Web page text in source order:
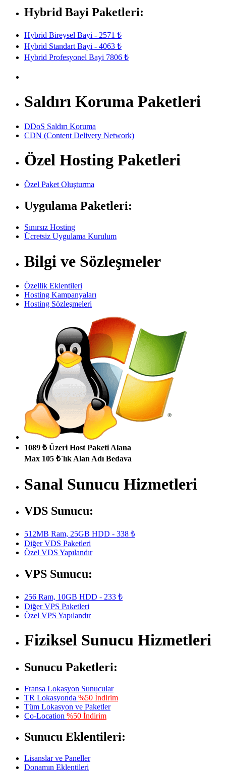
Hybrid Bayi Paketleri:
Hybrid Bireysel Bayi - 2571 ₺
Hybrid Standart Bayi - 4063 ₺
Hybrid Profesyonel Bayi 7806 ₺
Saldırı Koruma Paketleri
DDoS Saldırı Koruma
CDN (Content Delivery Network)
Özel Hosting Paketleri
Özel Paket Oluşturma
Uygulama Paketleri:
Sınırsız Hosting
Ücretsiz Uygulama Kurulum
Bilgi ve Sözleşmeler
Özellik Eklentileri
Hosting Kampanyaları
Hosting Sözleşmeleri
1089 ₺ Üzeri Host Paketi Alana
Max 105 ₺`lık Alan Adı Bedava
Sanal Sunucu Hizmetleri
VDS Sunucu:
512MB Ram, 25GB HDD - 338 ₺
Diğer VDS Paketleri
Özel VDS Yapılandır
VPS Sunucu:
256 Ram, 10GB HDD - 233 ₺
Diğer VPS Paketleri
Özel VPS Yapılandır
Fiziksel Sunucu Hizmetleri
Sunucu Paketleri:
Fransa Lokasyon Sunucular
TR Lokasyonda %50 İndirim
Tüm Lokasyon ve Paketler
Co-Location %50 İndirim
Sunucu Eklentileri:
Lisanslar ve Paneller
Donamın Eklentileri